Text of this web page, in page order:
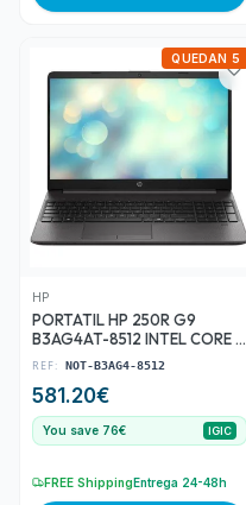
HP
PORTATIL HP 250R G9
B3AG4AT-8512 INTEL CORE 7
150U 8GB 512GB SIN SISTEMA
REF: NOT-B3AG4-8512
581.20€
QUEDAN 5
You save 76€ IGIC
FREE ShippingEntrega 24-48h